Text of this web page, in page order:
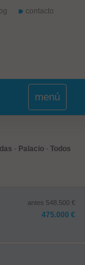
contacto
menú
- Palacio - Todos
antes 548.500 €
475.000 €